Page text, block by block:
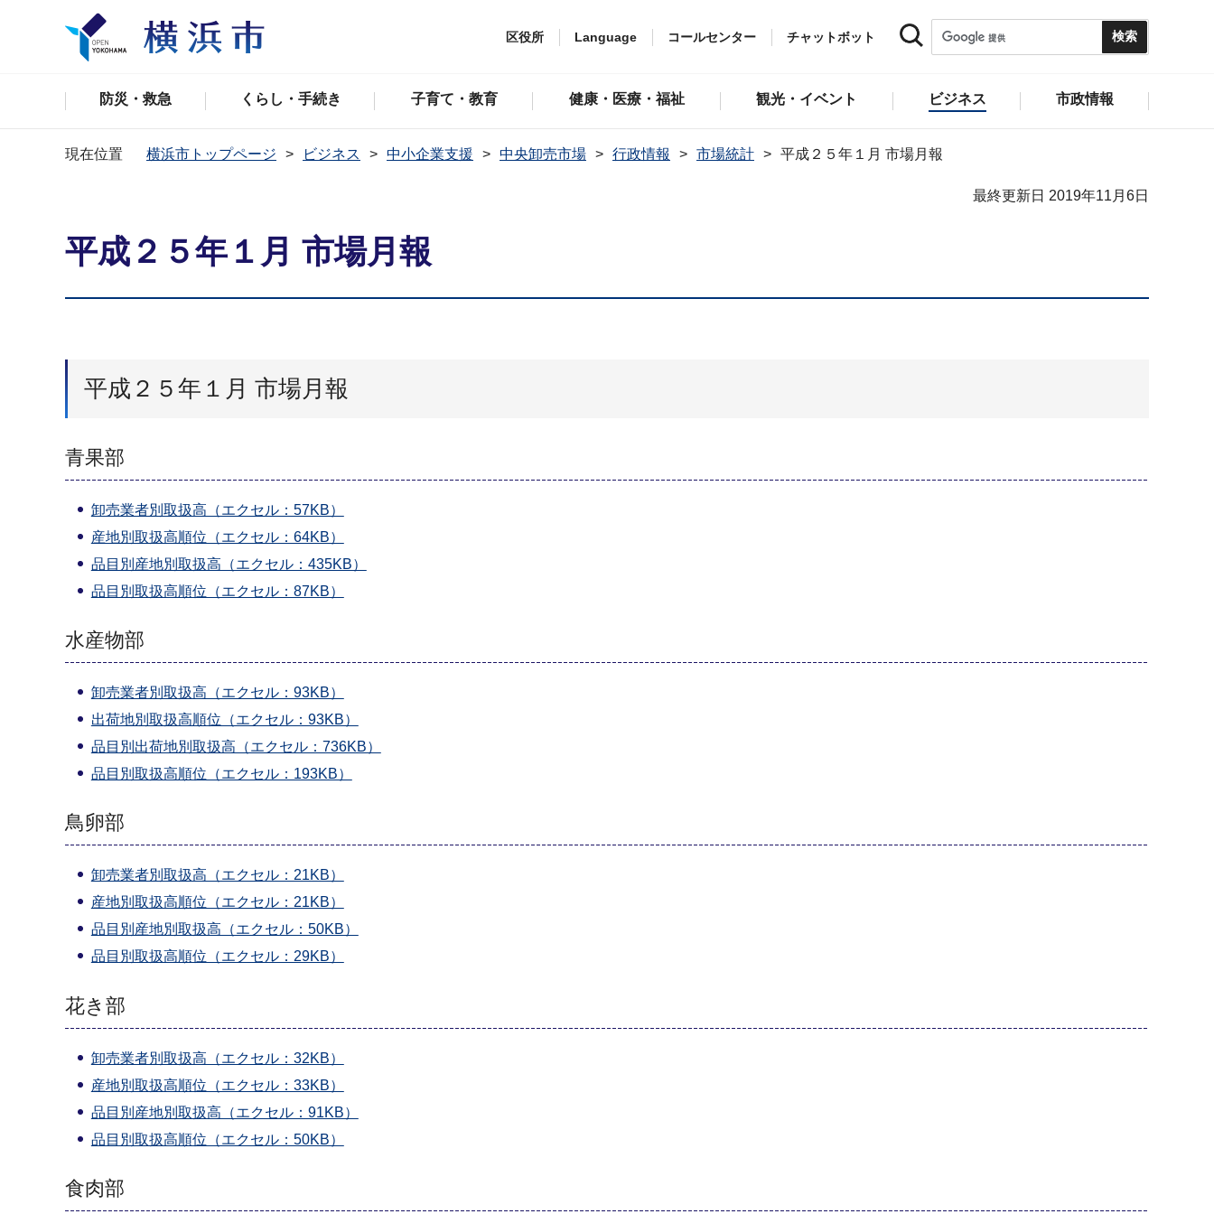
区役所 Language コールセンター チャットボット
防災・救急 くらし・手続き 子育て・教育 健康・医療・福祉 観光・イベント ビジネス 市政情報
現在位置 横浜市トップページ ビジネス 中小企業支援 中央卸売市場 行政情報 市場統計 平成２５年１月 市場月報
最終更新日 2019年11月6日
平成２５年１月 市場月報
平成２５年１月 市場月報
青果部
卸売業者別取扱高（エクセル：57KB）
産地別取扱高順位（エクセル：64KB）
品目別産地別取扱高（エクセル：435KB）
品目別取扱高順位（エクセル：87KB）
水産物部
卸売業者別取扱高（エクセル：93KB）
出荷地別取扱高順位（エクセル：93KB）
品目別出荷地別取扱高（エクセル：736KB）
品目別取扱高順位（エクセル：193KB）
鳥卵部
卸売業者別取扱高（エクセル：21KB）
産地別取扱高順位（エクセル：21KB）
品目別産地別取扱高（エクセル：50KB）
品目別取扱高順位（エクセル：29KB）
花き部
卸売業者別取扱高（エクセル：32KB）
産地別取扱高順位（エクセル：33KB）
品目別産地別取扱高（エクセル：91KB）
品目別取扱高順位（エクセル：50KB）
食肉部